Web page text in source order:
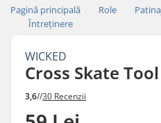
Pagină principală Role
Întreținere
WICKED
Cross Skate Tool
3,6//30 Recenzii